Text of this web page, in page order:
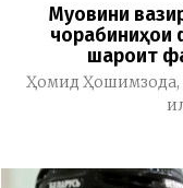
Муовини
чорабиниҳои
шароит
Ҳомид